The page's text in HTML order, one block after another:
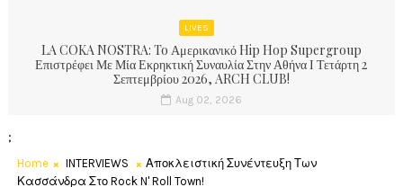
LIVES
LA COKA NOSTRA: To Αμερικανικό Hip Hop Supergroup
Επιστρέφει Με Μία Εκρηκτική Συναυλία Στην Αθήνα Ι Τετάρτη 2
Σεπτεμβρίου 2026, ARCH CLUB!
Aug 02, 2026
;
Home INTERVIEWS
Αποκλειστική Συνέντευξη Των
Κασσάνδρα Στο Rock N' Roll Town!